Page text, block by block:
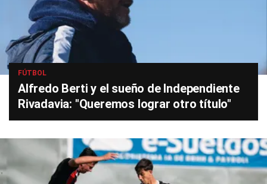
FÚTBOL
Alfredo Berti y el sueño de Independiente
Rivadavia: "Queremos lograr otro título"